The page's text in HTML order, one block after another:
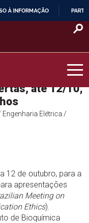
À INFORMAÇÃO
até 12/10,
Engenharia Elétrica /
12 de outubro, para a
apresentações
Meeting on
Ethics).
de Bioquímica